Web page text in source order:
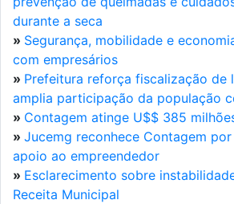
durante a seca
» Segurança, mobilidade e
com empresários
» Prefeitura reforça fiscalização de
amplia participação da população
» Contagem atinge U$$ 385
» Jucemg reconhece Contagem
apoio ao empreendedor
» Esclarecimento sobre
Receita Municipal